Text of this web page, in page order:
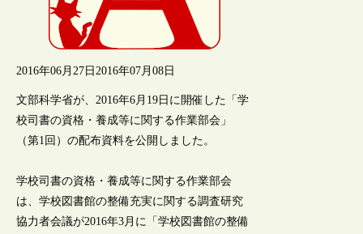
2016年06月27日 2016年07月08日
文部科学省が、2016年6月19日に開催した「学
校司書の資格・養成等に関する作業部会」
（第1回）の配布資料を公開しました。
学校司書の資格・養成等に関する作業部会
は、学校図書館の整備充実に関する調査研究
協力者会議が2016年3月に「学校図書館の整備